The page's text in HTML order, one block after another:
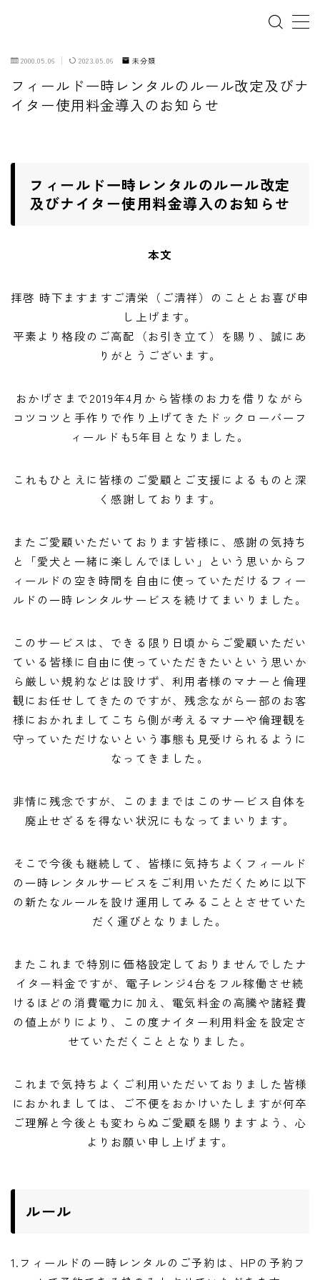
ホーム
スターターレッスン
犬とゴミ拾い活動
ご予約・お問い合わせ
DOCROVERの理念
社会活動
2000.05.06 2023.05.06 未分類
フィールド一時レンタルのルール改定及びナ
イター使用料金導入のお知らせ
フィールド一時レンタルのルール改定
及びナイター使用料金導入のお知らせ
本文
拝啓 時下ますますご清栄（ご清祥）のこととお喜び申
し上げます。
平素より格段のご高配（お引き立て）を賜り、誠にあ
りがとうございます。
おかげさまで2019年4月から皆様のお力を借りながら
コツコツと手作りで作り上げてきたドックローバーフ
ィールドも5年目となりました。
これもひとえに皆様のご愛顧とご支援によるものと深
く感謝しております。
またご愛顧いただいております皆様に、感謝の気持ち
と「愛犬と一緒に楽しんでほしい」という思いからフ
ィールドの空き時間を自由に使っていただけるフィー
ルドの一時レンタルサービスを続けてまいりました。
このサービスは、できる限り日頃からご愛顧いただい
ている皆様に自由に使っていただきたいという思いか
ら厳しい規約などは設けず、利用者様のマナーと倫理
観にお任せしてきたのですが、残念ながら一部のお客
様におかれましてこちら側が考えるマナーや倫理観を
守っていただけないという事態も見受けられるように
なってきました。
非情に残念ですが、このままではこのサービス自体を
廃止せざるを得ない状況にもなってまいります。
そこで今後も継続して、皆様に気持ちよくフィールド
の一時レンタルサービスをご利用いただくために以下
の新たなルールを設け運用してみることとさせていた
だく運びとなりました。
またこれまで特別に価格設定しておりませんでしたナ
イター料金ですが、電子レンジ4台をフル稼働させ続
けるほどの消費電力に加え、電気料金の高騰や諸経費
の値上がりにより、この度ナイター利用料金を設定さ
せていただくこととなりました。
これまで気持ちよくご利用いただいておりました皆様
におかれましては、ご不便をおかけいたしますが何卒
ご理解と今後とも変わらぬご愛顧を賜りますよう、心
よりお願い申し上げます。
ルール
1.フィールドの一時レンタルのご予約は、HPの予約フ